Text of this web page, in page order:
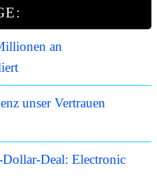
an
unser Vertrauen
Deal: Electronic